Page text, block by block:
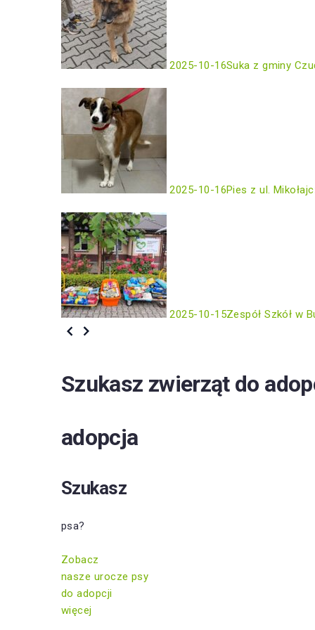
2025-10-16Suka z gminy
2025-10-16Pies z ul.
2025-10-15Zespół Szkół w
Szukasz zwierząt do
adopcja
Szukasz
psa?
Zobacz
nasze urocze psy
do adopcji
więcej